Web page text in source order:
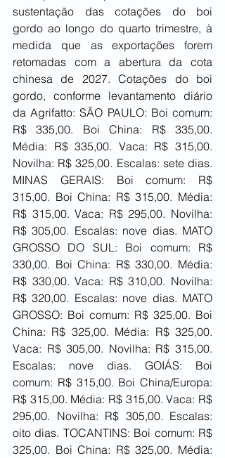
sustentação das cotações do boi
gordo ao longo do quarto trimestre, à
medida que as exportações forem
retomadas com a abertura da cota
chinesa de 2027. Cotações do boi
gordo, conforme levantamento diário
da Agrifatto: SÃO PAULO: Boi comum:
R$ 335,00. Boi China: R$ 335,00.
Média: R$ 335,00. Vaca: R$ 315,00.
Novilha: R$ 325,00. Escalas: sete dias.
MINAS GERAIS: Boi comum: R$
315,00. Boi China: R$ 315,00. Média:
R$ 315,00. Vaca: R$ 295,00. Novilha:
R$ 305,00. Escalas: nove dias. MATO
GROSSO DO SUL: Boi comum: R$
330,00. Boi China: R$ 330,00. Média:
R$ 330,00. Vaca: R$ 310,00. Novilha:
R$ 320,00. Escalas: nove dias. MATO
GROSSO: Boi comum: R$ 325,00. Boi
China: R$ 325,00. Média: R$ 325,00.
Vaca: R$ 305,00. Novilha: R$ 315,00.
Escalas: nove dias. GOIÁS: Boi
comum: R$ 315,00. Boi China/Europa:
R$ 315,00. Média: R$ 315,00. Vaca: R$
295,00. Novilha: R$ 305,00. Escalas:
oito dias. TOCANTINS: Boi comum: R$
325,00. Boi China: R$ 325,00. Média: